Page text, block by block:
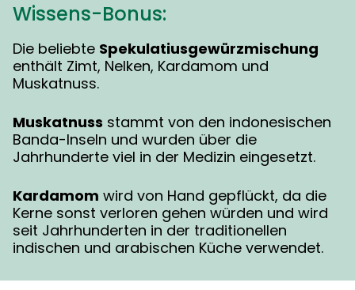
Wissens-Bonus:
Die beliebte Spekulatiusgewürzmischung
enthält Zimt, Nelken, Kardamom und
Muskatnuss.
Muskatnuss stammt von den indonesischen
Banda-Inseln und wurden über die
Jahrhunderte viel in der Medizin eingesetzt.
Kardamom wird von Hand gepflückt, da die
Kerne sonst verloren gehen würden und wird
seit Jahrhunderten in der traditionellen
indischen und arabischen Küche verwendet.